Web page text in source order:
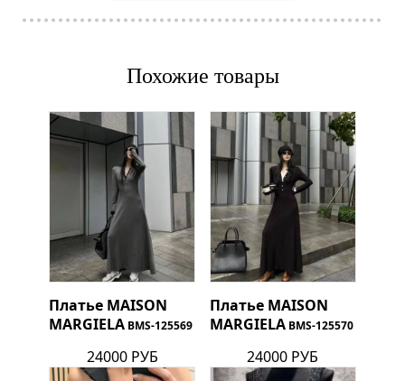
Похожие товары
Платье MAISON
MARGIELA BMS-125569
24000 РУБ
Платье MAISON
MARGIELA BMS-125570
24000 РУБ